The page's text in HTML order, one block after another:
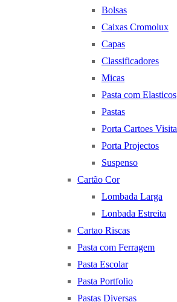
Bolsas
Caixas Cromolux
Capas
Classificadores
Micas
Pasta com Elasticos
Pastas
Porta Cartoes Visita
Porta Projectos
Suspenso
Cartão Cor
Lombada Larga
Lonbada Estreita
Cartao Riscas
Pasta com Ferragem
Pasta Escolar
Pasta Portfolio
Pastas Diversas